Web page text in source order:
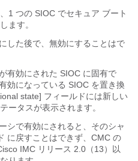
1 つの SIOC でセキュア ブート
ます。
した後で、無効にすることはで
有効にされた SIOC に固有で
効になっている SIOC を置き換
state] フィールドには新しい
ータスが表示されます。
シで有効にされると、そのシャ
に戻すことはできず、CMC の
IMC リリース 2.0（13）以